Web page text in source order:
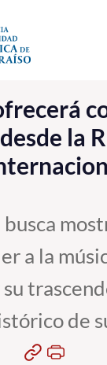
al
e
el Medio
la
a la
de